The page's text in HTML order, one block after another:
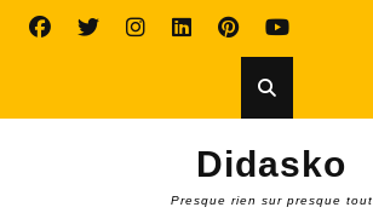
Didasko
Presque rien sur presque tout